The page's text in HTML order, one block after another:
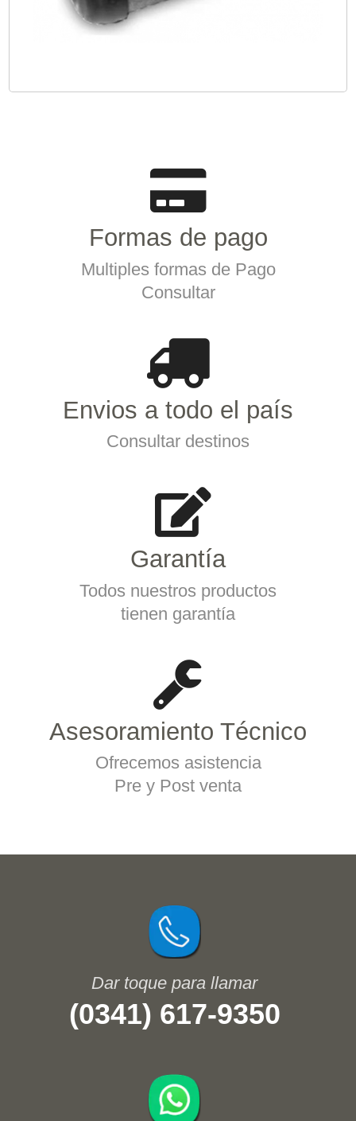
Formas de pago
Multiples formas de Pago
Consultar
Envios a todo el país
Consultar destinos
Garantía
Todos nuestros productos
tienen garantía
Asesoramiento Técnico
Ofrecemos asistencia
Pre y Post venta
(0341) 617-9350